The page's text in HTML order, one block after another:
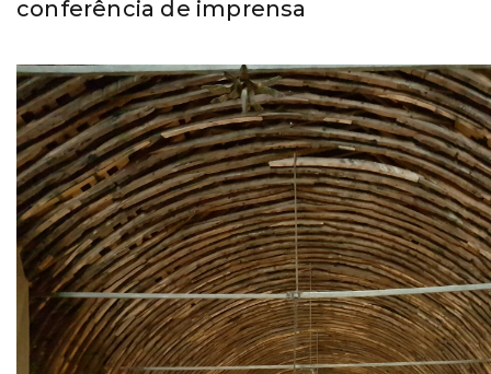
conferência de imprensa